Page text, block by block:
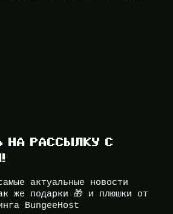
НА РАССЫЛКУ С
актуальные новости
же подарки 🎁 и плюшки от
BungeeHost